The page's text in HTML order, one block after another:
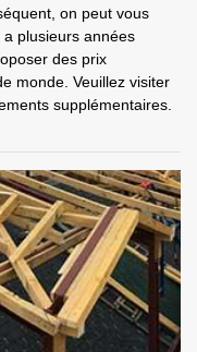
on peut vous
plusieurs années
des prix
monde. Veuillez visiter
supplémentaires.